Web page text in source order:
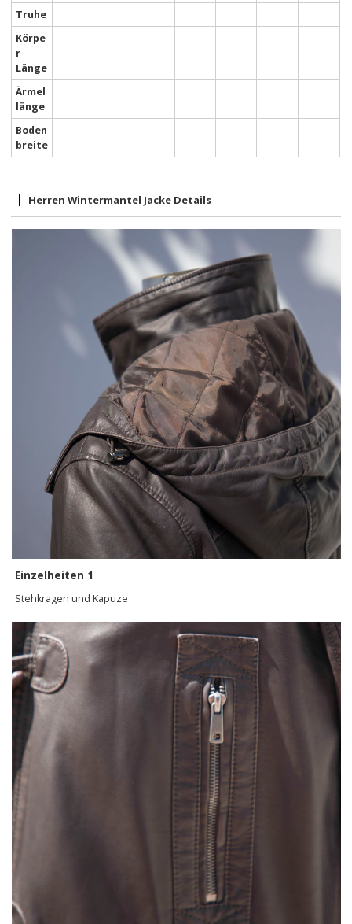
Truhe
Körpe
r
Länge
Ärmel
länge
Boden
breite
Herren Wintermantel Jacke Details
Einzelheiten 1
Stehkragen und Kapuze